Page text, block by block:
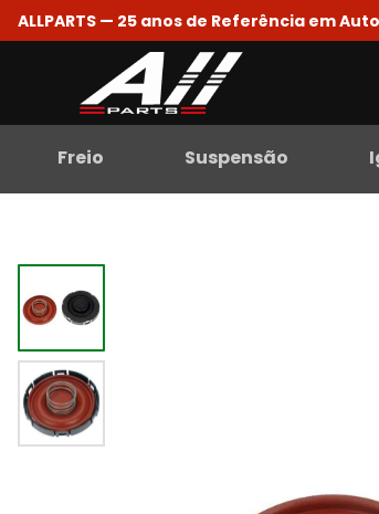
ALLPARTS — 25 anos de Referência em
Freio Suspensão